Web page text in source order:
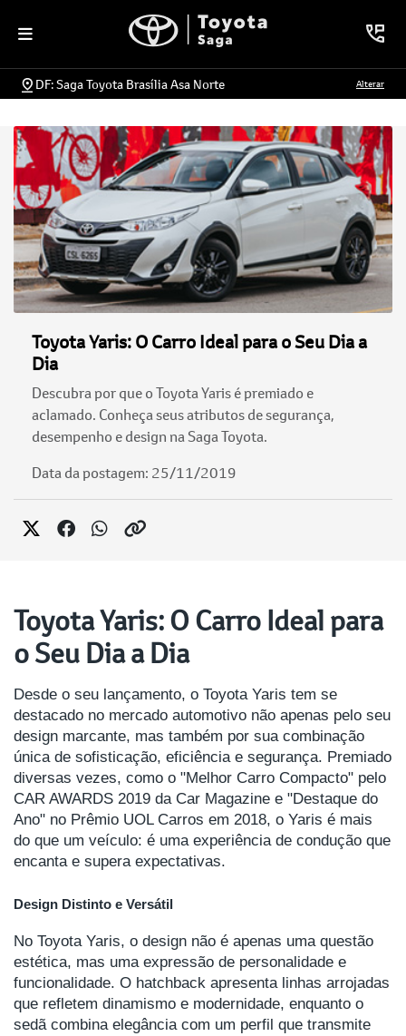
DF: Saga Toyota Brasília Asa Norte Alterar
Toyota Yaris: O Carro Ideal para o Seu Dia a
Dia
Descubra por que o Toyota Yaris é premiado e
aclamado. Conheça seus atributos de segurança,
desempenho e design na Saga Toyota.
Data da postagem: 25/11/2019
Toyota Yaris: O Carro Ideal para
o Seu Dia a Dia
Desde o seu lançamento, o Toyota Yaris tem se
destacado no mercado automotivo não apenas pelo seu
design marcante, mas também por sua combinação
única de sofisticação, eficiência e segurança. Premiado
diversas vezes, como o "Melhor Carro Compacto" pelo
CAR AWARDS 2019 da Car Magazine e "Destaque do
Ano" no Prêmio UOL Carros em 2018, o Yaris é mais
do que um veículo: é uma experiência de condução que
encanta e supera expectativas.
Design Distinto e Versátil
No Toyota Yaris, o design não é apenas uma questão
estética, mas uma expressão de personalidade e
funcionalidade. O hatchback apresenta linhas arrojadas
que refletem dinamismo e modernidade, enquanto o
sedã combina elegância com um perfil que transmite